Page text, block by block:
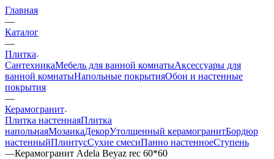
Главная
—
Каталог
—
Плитка
СантехникаМебель для ванной комнатыАксессуары для
ванной комнатыНапольные покрытияОбои и настенные
покрытия
—
Керамогранит
Плитка настеннаяПлитка
напольнаяМозаикаДекорУтолщенный керамогранитБордюр
настенныйПлинтусСухие смесиПанно настенноеСтупень
—Керамогранит Adela Beyaz rec 60*60